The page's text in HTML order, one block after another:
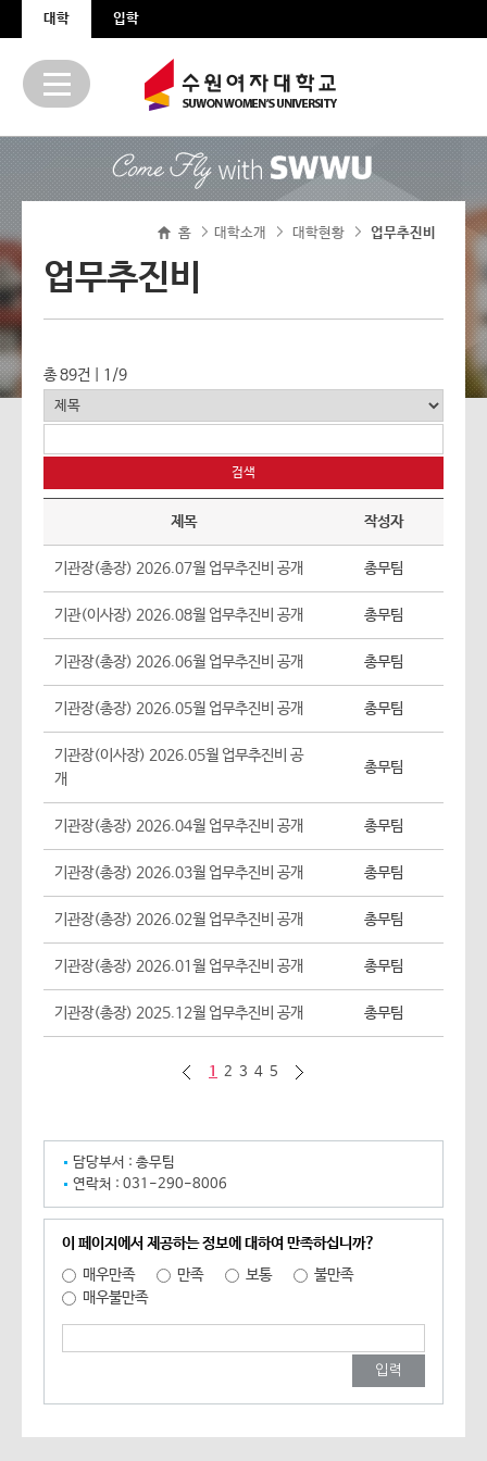
본문 바로가기
주메뉴 바로가기
대학 입학
홈 >
대학소개 >
대학현황 업무추진비
업무추진비
총 89건 | 1/9
제목 작성자
기관장(총장) 2026.07월 업무추진비 공개 총무팀
기관(이사장) 2026.08월 업무추진비 공개 총무팀
기관장(총장) 2026.06월 업무추진비 공개 총무팀
기관장(총장) 2026.05월 업무추진비 공개 총무팀
기관장(이사장) 2026.05월 업무추진비 공
개
총무팀
기관장(총장) 2026.04월 업무추진비 공개 총무팀
기관장(총장) 2026.03월 업무추진비 공개 총무팀
기관장(총장) 2026.02월 업무추진비 공개 총무팀
기관장(총장) 2026.01월 업무추진비 공개 총무팀
기관장(총장) 2025.12월 업무추진비 공개 총무팀
1 2 3 4 5
다음페이지 10개
담당부서 : 총무팀
연락처 : 031-290-8006
이 페이지에서 제공하는 정보에 대하여 만족하십니까?
매우만족
만족 보통
불만족
매우불만족